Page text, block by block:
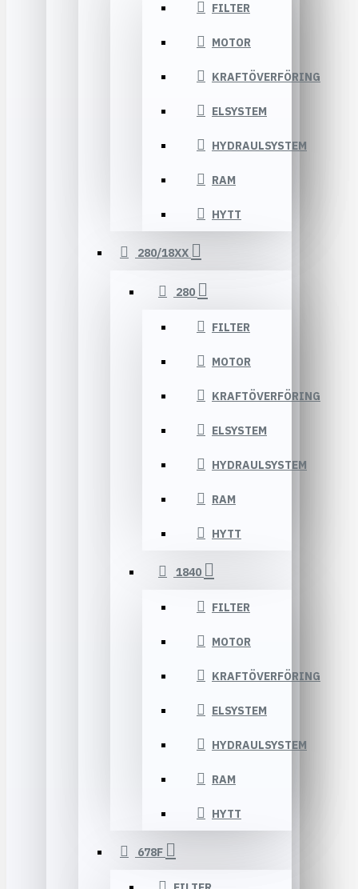
FILTER
MOTOR
KRAFTÖVERFÖRING
ELSYSTEM
HYDRAULSYSTEM
RAM
HYTT
280/18XX
280
FILTER
MOTOR
KRAFTÖVERFÖRING
ELSYSTEM
HYDRAULSYSTEM
RAM
HYTT
1840
FILTER
MOTOR
KRAFTÖVERFÖRING
ELSYSTEM
HYDRAULSYSTEM
RAM
HYTT
678F